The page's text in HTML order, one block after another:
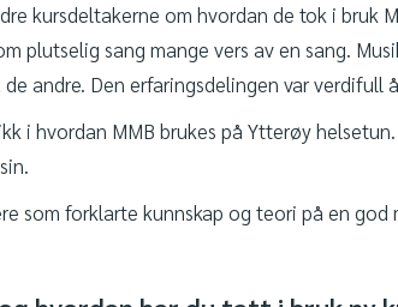
kursdeltakerne om hvordan de tok i bruk
plutselig sang mange vers av en sang.
andre. Den erfaringsdelingen var verdifull
i hvordan MMB brukes på Ytterøy
som forklarte kunnskap og teori på en